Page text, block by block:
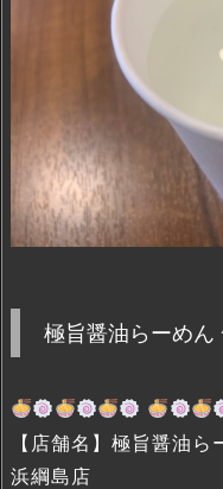
極旨醤油らーめん
【店舗名】極旨醤油
浜綱島店